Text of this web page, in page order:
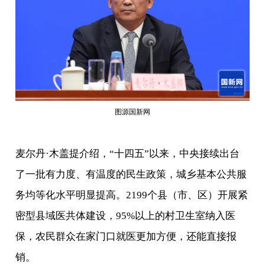
图源国新网
麦尔丹·木盖提介绍，“十四五”以来，中央接续出台
了一批有力度、有温度的民生政策，城乡基本公共服
务均等化水平明显提高。2199个县（市、区）开展紧
密型县域医共体建设，95%以上的村卫生室纳入医
保，农民群众在家门口就医更加方便，还能直接报
销。